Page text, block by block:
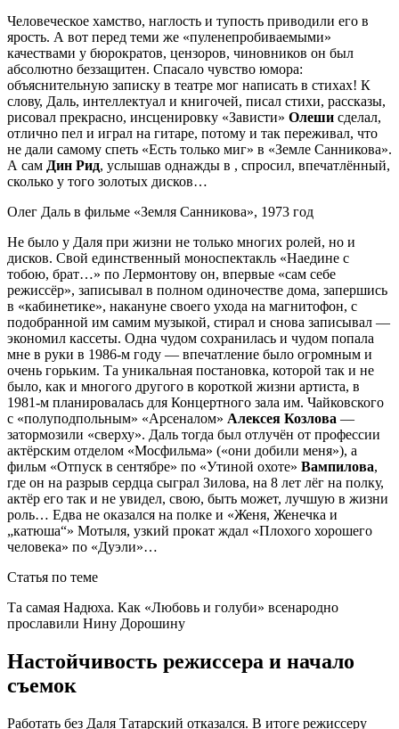
Человеческое хамство, наглость и тупость приводили его в
ярость. А вот перед теми же «пуленепробиваемыми»
качествами у бюрократов, цензоров, чиновников он был
абсолютно беззащитен. Спасало чувство юмора:
объяснительную записку в театре мог написать в стихах! К
слову, Даль, интеллектуал и книгочей, писал стихи, рассказы,
рисовал прекрасно, инсценировку «Зависти» Олеши сделал,
отлично пел и играл на гитаре, потому и так переживал, что
не дали самому спеть «Есть только миг» в «Земле Санникова».
А сам Дин Рид, услышав однажды в , спросил, впечатлённый,
сколько у того золотых дисков…
Олег Даль в фильме «Земля Санникова», 1973 год
Не было у Даля при жизни не только многих ролей, но и
дисков. Свой единственный моноспектакль «Наедине с
тобою, брат…» по Лермонтову он, впервые «сам себе
режиссёр», записывал в полном одиночестве дома, запершись
в «кабинетике», накануне своего ухода на магнитофон, с
подобранной им самим музыкой, стирал и снова записывал —
экономил кассеты. Одна чудом сохранилась и чудом попала
мне в руки в 1986-м году — впечатление было огромным и
очень горьким. Та уникальная постановка, которой так и не
было, как и многого другого в короткой жизни артиста, в
1981-м планировалась для Концертного зала им. Чайковского
с «полуподпольным» «Арсеналом» Алексея Козлова —
затормозили «сверху». Даль тогда был отлучён от профессии
актёрским отделом «Мосфильма» («они добили меня»), а
фильм «Отпуск в сентябре» по «Утиной охоте» Вампилова,
где он на разрыв сердца сыграл Зилова, на 8 лет лёг на полку,
актёр его так и не увидел, свою, быть может, лучшую в жизни
роль… Едва не оказался на полке и «Женя, Женечка и
„катюша“» Мотыля, узкий прокат ждал «Плохого хорошего
человека» по «Дуэли»…
Статья по теме
Та самая Надюха. Как «Любовь и голуби» всенародно
прославили Нину Дорошину
Настойчивость режиссера и начало
съемок
Работать без Даля Татарский отказался. В итоге режиссеру